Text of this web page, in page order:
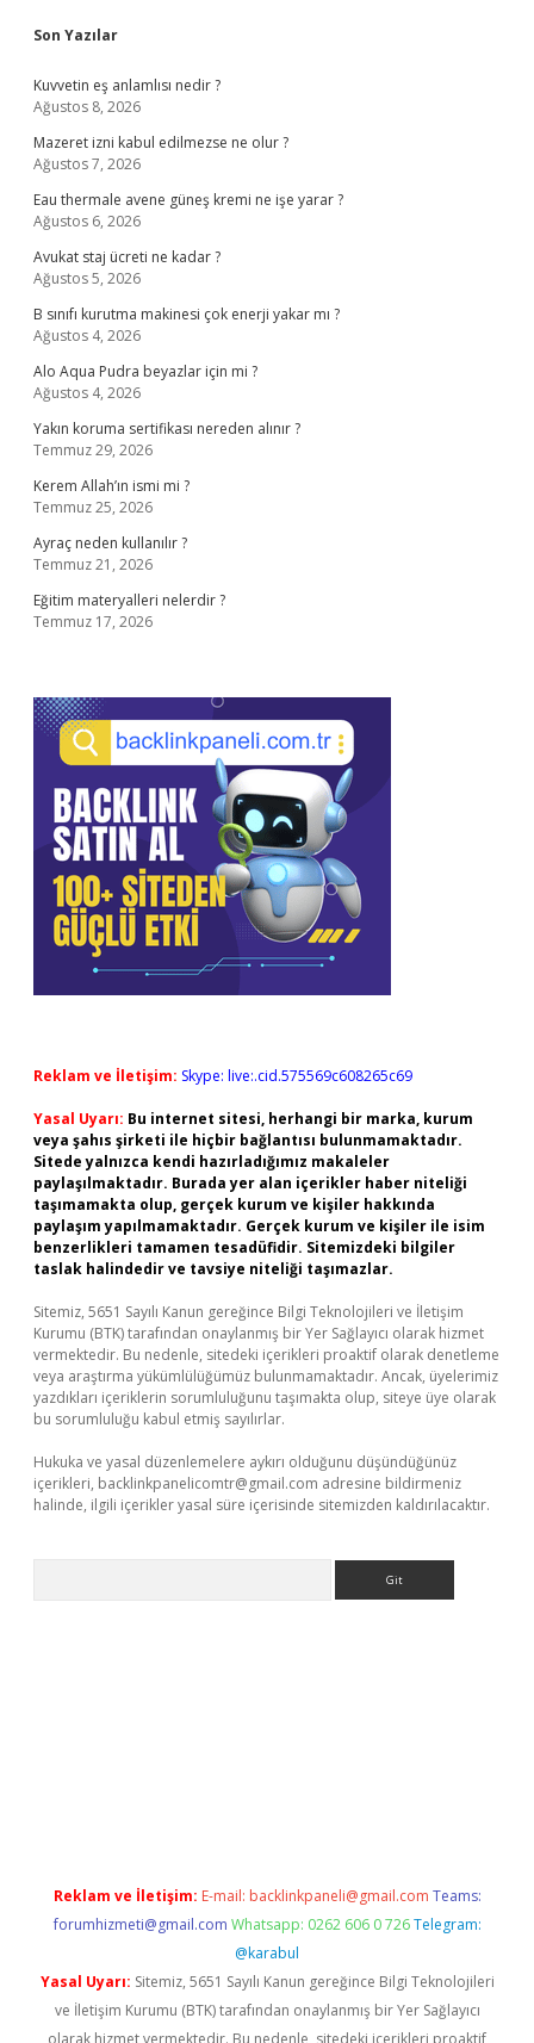
Sidebar
Son Yazılar
Kuvvetin eş anlamlısı nedir ?
Ağustos 8, 2026
Mazeret izni kabul edilmezse ne olur ?
Ağustos 7, 2026
Eau thermale avene güneş kremi ne işe yarar ?
Ağustos 6, 2026
Avukat staj ücreti ne kadar ?
Ağustos 5, 2026
B sınıfı kurutma makinesi çok enerji yakar mı ?
Ağustos 4, 2026
Alo Aqua Pudra beyazlar için mi ?
Ağustos 4, 2026
Yakın koruma sertifikası nereden alınır ?
Temmuz 29, 2026
Kerem Allah’ın ismi mi ?
Temmuz 25, 2026
Ayraç neden kullanılır ?
Temmuz 21, 2026
Eğitim materyalleri nelerdir ?
Temmuz 17, 2026
Reklam ve İletişim: Skype: live:.cid.575569c608265c69
Yasal Uyarı: Bu internet sitesi, herhangi bir marka, kurum
veya şahıs şirketi ile hiçbir bağlantısı bulunmamaktadır.
Sitede yalnızca kendi hazırladığımız makaleler
paylaşılmaktadır. Burada yer alan içerikler haber niteliği
taşımamakta olup, gerçek kurum ve kişiler hakkında
paylaşım yapılmamaktadır. Gerçek kurum ve kişiler ile isim
benzerlikleri tamamen tesadüfidir. Sitemizdeki bilgiler
taslak halindedir ve tavsiye niteliği taşımazlar.
Sitemiz, 5651 Sayılı Kanun gereğince Bilgi Teknolojileri ve İletişim
Kurumu (BTK) tarafından onaylanmış bir Yer Sağlayıcı olarak hizmet
vermektedir. Bu nedenle, sitedeki içerikleri proaktif olarak denetleme
veya araştırma yükümlülüğümüz bulunmamaktadır. Ancak, üyelerimiz
yazdıkları içeriklerin sorumluluğunu taşımakta olup, siteye üye olarak
bu sorumluluğu kabul etmiş sayılırlar.
Hukuka ve yasal düzenlemelere aykırı olduğunu düşündüğünüz
içerikleri, backlinkpanelicomtr@gmail.com adresine bildirmeniz
halinde, ilgili içerikler yasal süre içerisinde sitemizden kaldırılacaktır.
Reklam ve İletişim: E-mail: backlinkpaneli@gmail.com Teams:
forumhizmeti@gmail.com Whatsapp: 0262 606 0 726 Telegram:
@karabul
Yasal Uyarı: Sitemiz, 5651 Sayılı Kanun gereğince Bilgi Teknolojileri
ve İletişim Kurumu (BTK) tarafından onaylanmış bir Yer Sağlayıcı
olarak hizmet vermektedir. Bu nedenle, sitedeki içerikleri proaktif